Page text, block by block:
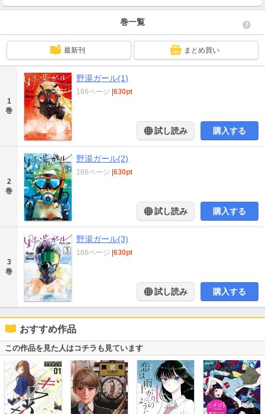
巻一覧
最新刊 まとめ買い
1
巻
野湯ガール(1)
166ページ 630pt
試し読み 購入する
2
巻
野湯ガール(2)
166ページ 630pt
試し読み 購入する
3
巻
野湯ガール(3)
166ページ 630pt
試し読み 購入する
おすすめ作品
この作品を見た人はコチラも見ています